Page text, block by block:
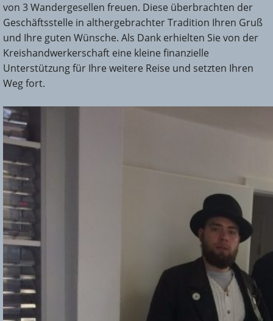
von 3 Wandergesellen freuen. Diese überbrachten der
Geschäftsstelle in althergebrachter Tradition Ihren Gruß
und Ihre guten Wünsche. Als Dank erhielten Sie von der
Kreishandwerkerschaft eine kleine finanzielle
Unterstützung für Ihre weitere Reise und setzten Ihren
Weg fort.